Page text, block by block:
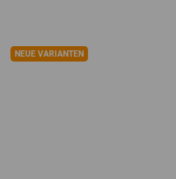
NEUE VARIANTEN